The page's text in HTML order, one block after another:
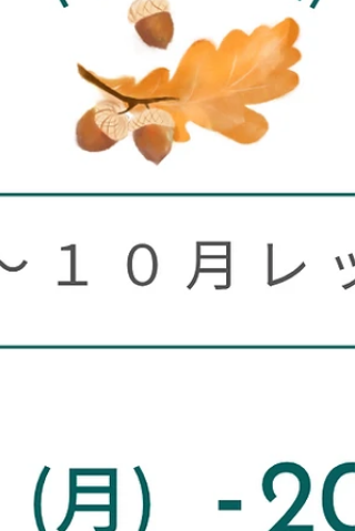
６日（水）満席 ２７日（木）満席 ３０日（日）
席 〜〜〜９月開催〜〜〜 ▶︎（新レッスン） 〜秋
涼やか中華膳〜カレーまんと涼麺 ９月 ６日（日
満席 ９日（水）満席 １０日（木）満席 １２日
（土）満席 １３日（日）満席 １５日（火）満席
６日（水）１席 ▶︎大人の秋を愉しむ